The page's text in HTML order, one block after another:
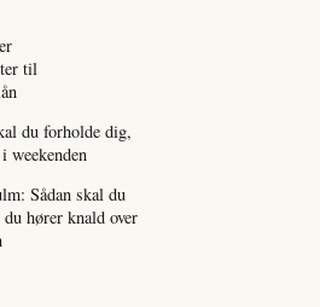
til
du forholde dig,
weekenden
Sådan skal du
hører knald over